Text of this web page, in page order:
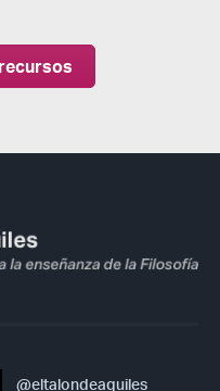
@eltalondeaquiles